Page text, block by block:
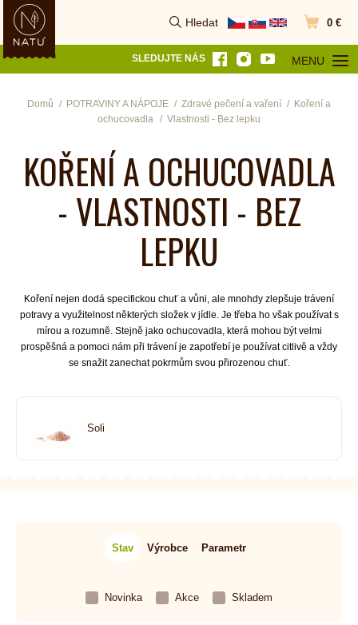
Hledat
Vyhledat Přejít do
0 €
SLEDUJTE NÁS MENU
OTEVŘÍT
Domů POTRAVINY A NÁPOJE Zdravé pečení a vaření
Koření a
ochucovadla
Vlastnosti - Bez lepku
KOŘENÍ A OCHUCOVADLA
- VLASTNOSTI - BEZ
LEPKU
Koření nejen dodá specifickou chuť a vůni, ale mnohdy zlepšuje trávení
potravy a využitelnost některých složek v jídle. Je třeba ho však používat s
mírou a rozumně. Stejně jako ochucovadla, která mohou být velmi
prospěšná a pomoci nám při trávení je zapotřebí je používat citlivě a vždy
se snažit zanechat pokrmům svou přirozenou chuť.
Soli
Stav Výrobce Parametr
Novinka Akce Skladem